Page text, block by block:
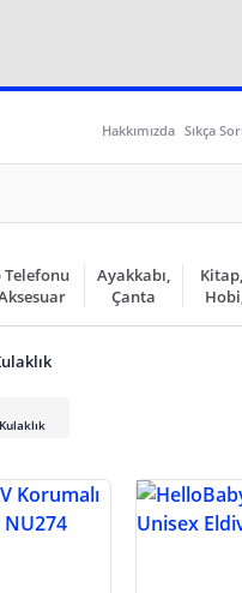
Hakkımızda Sıkça
Telefonu
Ayakkabı,
Çanta